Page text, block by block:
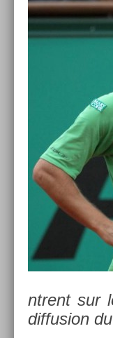
ntrent sur
dif­fus­ion